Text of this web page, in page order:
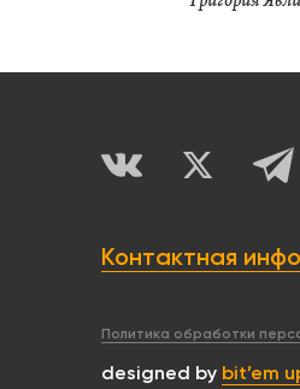
Контактная
Политика обработки
designed by bit’em